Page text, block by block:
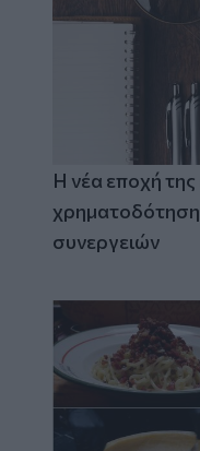
Η νέα εποχή της
συνεργειών